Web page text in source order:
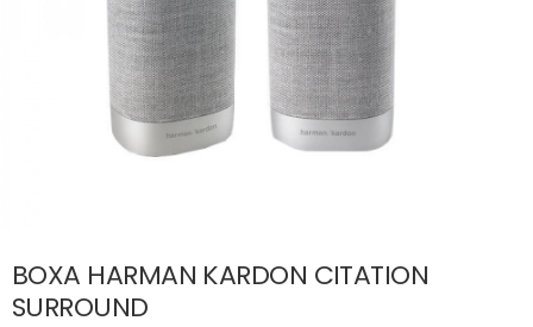
BOXA HARMAN KARDON CITATION
SURROUND